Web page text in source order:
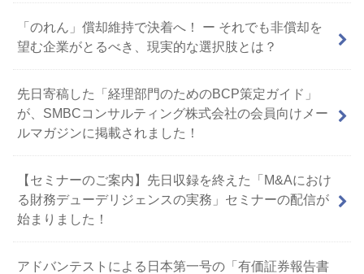
「のれん」償却維持で決着へ！ ー それでも非償却を
望む企業がとるべき、現実的な選択肢とは？
先日寄稿した「経理部門のためのBCP策定ガイド」
が、SMBCコンサルティング株式会社の会員向けメー
ルマガジンに掲載されました！
【セミナーのご案内】先日収録を終えた「M&Aにおけ
る財務デューデリジェンスの実務」セミナーの配信が
始まりました！
アドバンテストによる日本第一号の「有価証券報告書